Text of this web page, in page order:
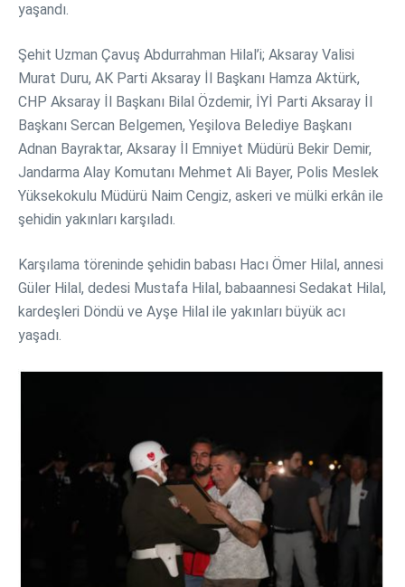
yaşandı.
Şehit Uzman Çavuş Abdurrahman Hilal’i; Aksaray Valisi
Murat Duru, AK Parti Aksaray İl Başkanı Hamza Aktürk,
CHP Aksaray İl Başkanı Bilal Özdemir, İYİ Parti Aksaray İl
Başkanı Sercan Belgemen, Yeşilova Belediye Başkanı
Adnan Bayraktar, Aksaray İl Emniyet Müdürü Bekir Demir,
Jandarma Alay Komutanı Mehmet Ali Bayer, Polis Meslek
Yüksekokulu Müdürü Naim Cengiz, askeri ve mülki erkân ile
şehidin yakınları karşıladı.
Karşılama töreninde şehidin babası Hacı Ömer Hilal, annesi
Güler Hilal, dedesi Mustafa Hilal, babaannesi Sedakat Hilal,
kardeşleri Döndü ve Ayşe Hilal ile yakınları büyük acı
yaşadı.